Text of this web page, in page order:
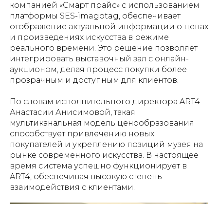
компанией «Смарт прайс» с использованием
платформы SES-imagotag, обеспечивает
отображение актуальной информации о ценах
и произведениях искусства в режиме
реального времени. Это решение позволяет
интегрировать выставочный зал с онлайн-
аукционом, делая процесс покупки более
прозрачным и доступным для клиентов.
По словам исполнительного директора ART4
Анастасии Анисимовой, такая
мультиканальная модель ценообразования
способствует привлечению новых
покупателей и укреплению позиций музея на
рынке современного искусства. В настоящее
время система успешно функционирует в
ART4, обеспечивая высокую степень
взаимодействия с клиентами.